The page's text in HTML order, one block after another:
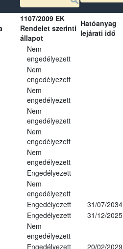
1107/2009 EK
Rendelet szerinti
állapot
Hatóanyag
lejárati idő
Nem
engedélyezett
Nem
engedélyezett
Nem
engedélyezett
Nem
engedélyezett
Nem
engedélyezett
Nem
engedélyezett
Engedélyezett
Nem
engedélyezett
Engedélyezett
31/07/2034
Engedélyezett
31/12/2025
Nem
engedélyezett
Engedélyezett
20/02/2029